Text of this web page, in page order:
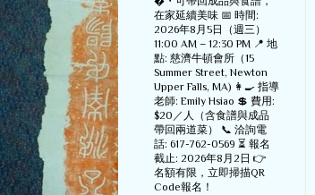
在家延續美味 📅 時間:
2026年8月5日（週三）
11:00 AM – 12:30 PM 📍 地
點: 慈濟牛頓會所（15
Summer Street, Newton
Upper Falls, MA) 👩‍🍳 指導
老師: Emily Hsiao 💲 費用:
$20／人（含食譜與成品
帶回兩道菜） 📞 洽詢電
話: 617-762-0569 ⏳ 報名
截止: 2026年8月2日 👉
名額有限，立即掃描QR
Code報名！